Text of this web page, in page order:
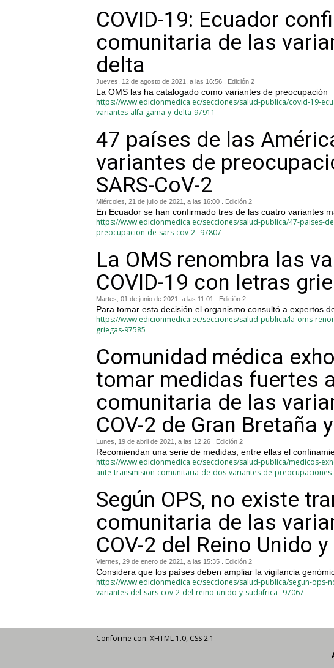
COVID-19: Ecuador
comunitaria de las
delta
Jueves, 12 de agosto de 2021, a las 16:56 . Edición 2
La OMS las ha catalogado como variantes de preocupación
https://www.edicionmedica.ec/secciones/salud-publica/covid-19-
variantes-alfa-gama-y-delta-97911
47 países de las
variantes de
SARS-CoV-2
Miércoles, 21 de julio de 2021, a las 16:00 . Edición 2
En Ecuador se han confirmado tres de las cuatro variantes
https://www.edicionmedica.ec/secciones/salud-publica/47-paises-
preocupacion-de-sars-cov-2--97807
La OMS renombra las
COVID-19 con letras
Martes, 01 de junio de 2021, a las 11:01 . Edición 2
Para tomar esta decisión el organismo consultó a expertos
https://www.edicionmedica.ec/secciones/salud-publica/la-oms-
griegas-97585
Comunidad médica
tomar medidas fuertes
comunitaria de las
COV-2 de Gran Bretaña
Lunes, 19 de abril de 2021, a las 12:26 . Edición 2
Recomiendan una serie de medidas, entre ellas el
https://www.edicionmedica.ec/secciones/salud-publica/medicos-
ante-transmision-comunitaria-de-dos-variantes-de-
Según OPS, no existe
comunitaria de las
COV-2 del Reino Unido
Viernes, 29 de enero de 2021, a las 15:35 . Edición 2
Considera que los países deben ampliar la vigilancia
https://www.edicionmedica.ec/secciones/salud-publica/segun-ops-
variantes-del-sars-cov-2-del-reino-unido-y-sudafrica--97067
Conforme con: XHTML 1.0, CSS 2.1